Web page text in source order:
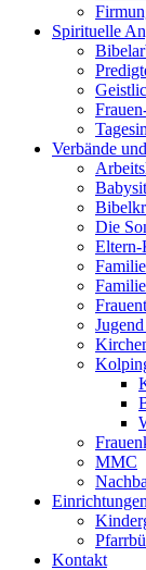
Spirituelle
Verbände
Die
Eltern-
MMC
Einrichtungen
Kontakt